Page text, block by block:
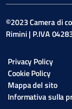
©2023 Camera di
Rimini | P.IVA
Privacy Policy
Cookie Policy
Mappa del sito
Informativa sulla